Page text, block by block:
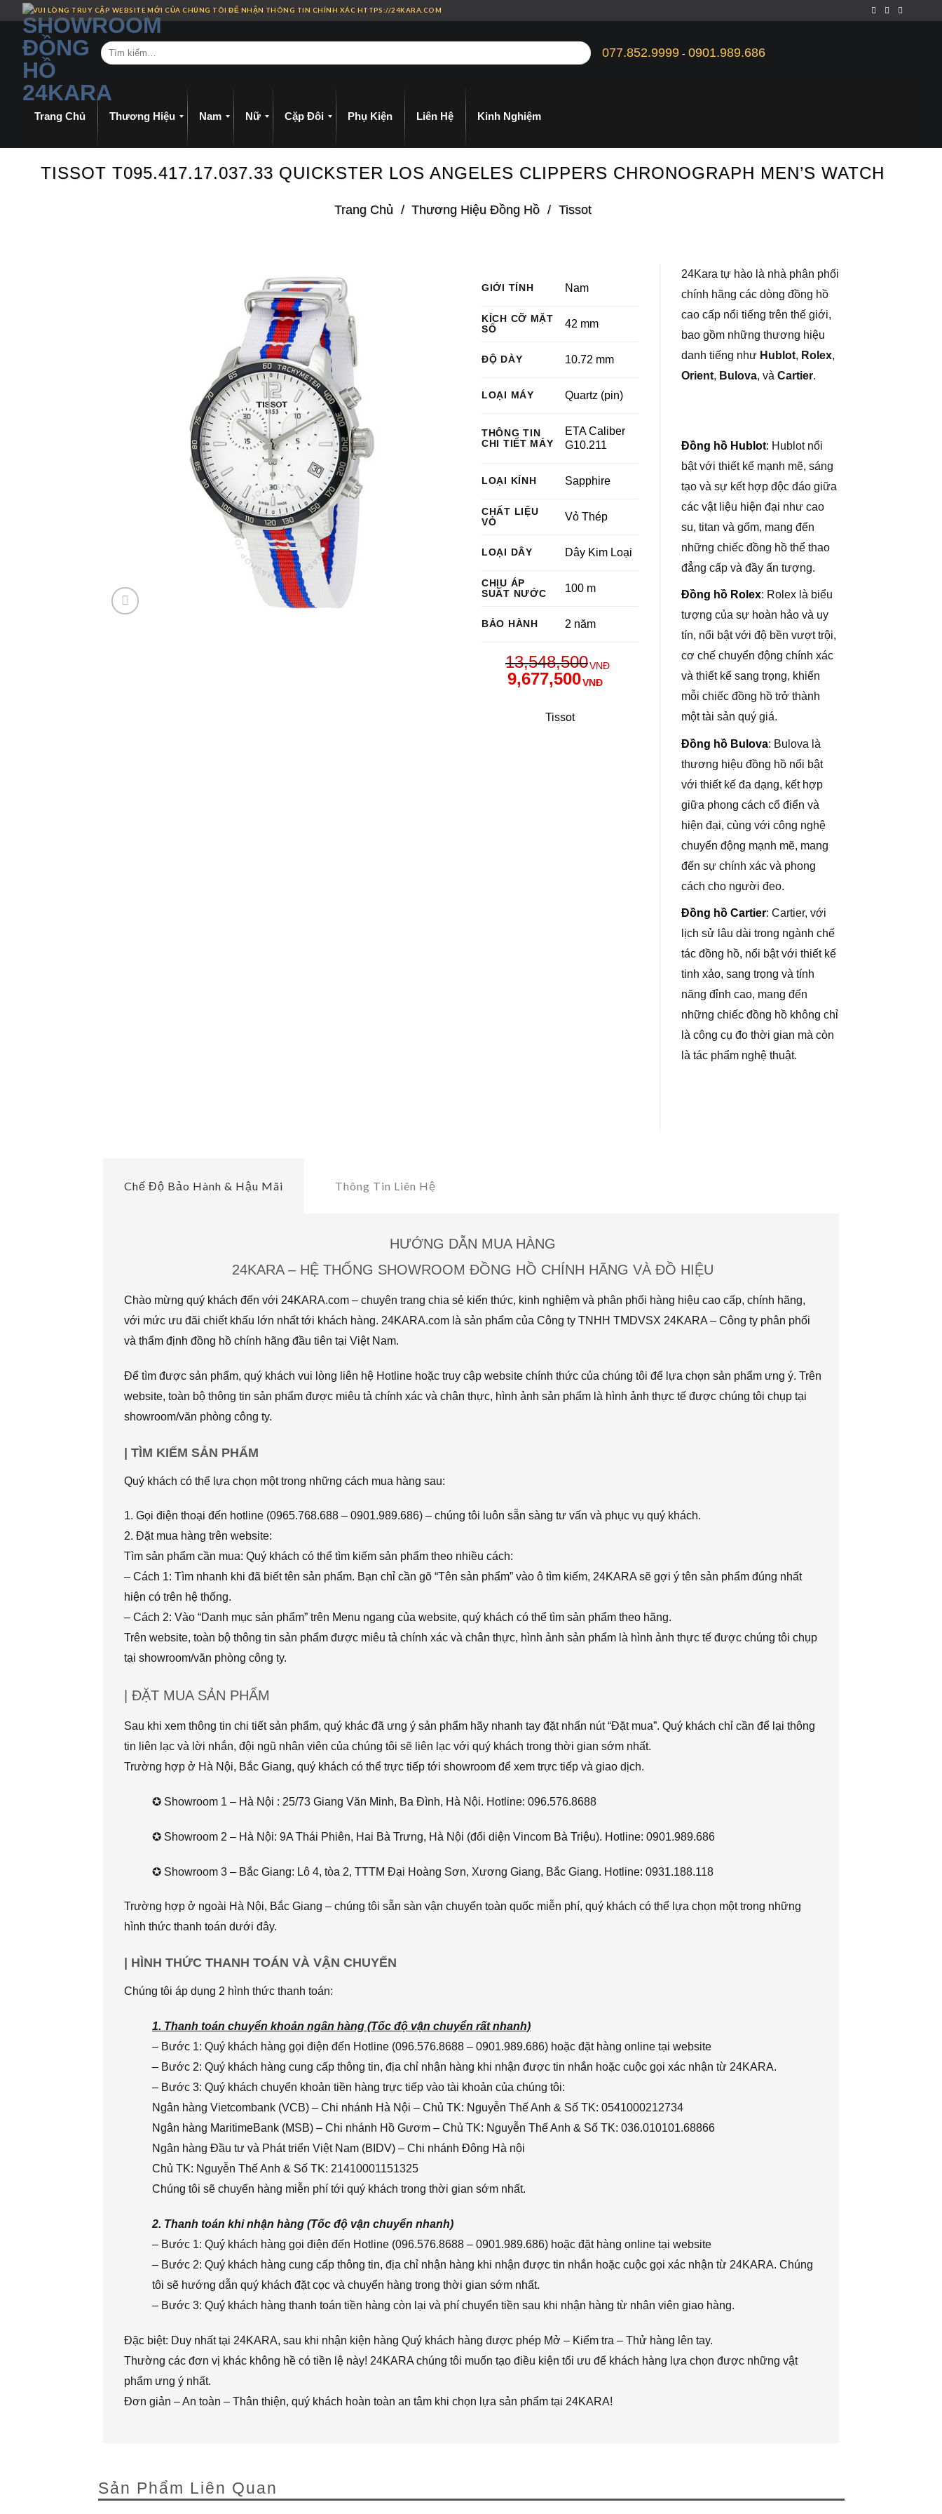
content
VUI LÒNG TRUY CẬP WEBSITE MỚI CỦA CHÚNG TÔI ĐỂ NHẬN THÔNG TIN CHÍNH XÁC HTTPS://24KARA.COM
077.852.9999- 0901.989.686
Trang Chủ Thương Hiệu Nam Nữ Cặp Đôi Phụ Kiện Liên Hệ Kinh Nghiệm
TISSOT T095.417.17.037.33 QUICKSTER LOS ANGELES CLIPPERS CHRONOGRAPH MEN’S WATCH
Trang Chủ / Thương Hiệu Đồng Hồ / Tissot
GIỚI TÍNH Nam
KÍCH CỠ MẶT
SỐ
42 mm
ĐỘ DÀY 10.72 mm
LOẠI MÁY Quartz (pin)
THÔNG TIN
CHI TIẾT MÁY
ETA Caliber
G10.211
LOẠI KÍNH Sapphire
CHẤT LIỆU
VỎ
Vỏ Thép
LOẠI DÂY Dây Kim Loại
CHỊU ÁP
SUẤT NƯỚC
100 m
BẢO HÀNH 2 năm
13,548,500VNĐ
9,677,500VNĐ
Tissot
24Kara tự hào là nhà phân phối
chính hãng các dòng đồng hồ
cao cấp nổi tiếng trên thế giới,
bao gồm những thương hiệu
danh tiếng như Hublot, Rolex,
Orient, Bulova, và Cartier.
Đồng hồ Hublot: Hublot nổi
bật với thiết kế mạnh mẽ, sáng
tạo và sự kết hợp độc đáo giữa
các vật liệu hiện đại như cao
su, titan và gốm, mang đến
những chiếc đồng hồ thể thao
đẳng cấp và đầy ấn tượng.
Đồng hồ Rolex: Rolex là biểu
tượng của sự hoàn hảo và uy
tín, nổi bật với độ bền vượt trội,
cơ chế chuyển động chính xác
và thiết kế sang trọng, khiến
mỗi chiếc đồng hồ trở thành
một tài sản quý giá.
Đồng hồ Bulova: Bulova là
thương hiệu đồng hồ nổi bật
với thiết kế đa dạng, kết hợp
giữa phong cách cổ điển và
hiện đại, cùng với công nghệ
chuyển động mạnh mẽ, mang
đến sự chính xác và phong
cách cho người đeo.
Đồng hồ Cartier: Cartier, với
lịch sử lâu dài trong ngành chế
tác đồng hồ, nổi bật với thiết kế
tinh xảo, sang trọng và tính
năng đỉnh cao, mang đến
những chiếc đồng hồ không chỉ
là công cụ đo thời gian mà còn
là tác phẩm nghệ thuật.
Chế Độ Bảo Hành & Hậu Mãi Thông Tin Liên Hệ
HƯỚNG DẪN MUA HÀNG
24KARA – HỆ THỐNG SHOWROOM ĐỒNG HỒ CHÍNH HÃNG VÀ ĐỒ HIỆU
Chào mừng quý khách đến với 24KARA.com – chuyên trang chia sẻ kiến thức, kinh nghiệm và phân phối hàng hiệu cao cấp, chính hãng,
với mức ưu đãi chiết khấu lớn nhất tới khách hàng. 24KARA.com là sản phẩm của Công ty TNHH TMDVSX 24KARA – Công ty phân phối
và thẩm định đồng hồ chính hãng đầu tiên tại Việt Nam.
Để tìm được sản phẩm, quý khách vui lòng liên hệ Hotline hoặc truy cập website chính thức của chúng tôi để lựa chọn sản phẩm ưng ý. Trên
website, toàn bộ thông tin sản phẩm được miêu tả chính xác và chân thực, hình ảnh sản phẩm là hình ảnh thực tế được chúng tôi chụp tại
showroom/văn phòng công ty.
| TÌM KIẾM SẢN PHẨM
Quý khách có thể lựa chọn một trong những cách mua hàng sau:
1. Gọi điện thoại đến hotline (0965.768.688 – 0901.989.686) – chúng tôi luôn sẵn sàng tư vấn và phục vụ quý khách.
2. Đặt mua hàng trên website:
Tìm sản phẩm cần mua: Quý khách có thể tìm kiếm sản phẩm theo nhiều cách:
– Cách 1: Tìm nhanh khi đã biết tên sản phẩm. Bạn chỉ cần gõ “Tên sản phẩm” vào ô tìm kiếm, 24KARA sẽ gợi ý tên sản phẩm đúng nhất
hiện có trên hệ thống.
– Cách 2: Vào “Danh mục sản phẩm” trên Menu ngang của website, quý khách có thể tìm sản phẩm theo hãng.
Trên website, toàn bộ thông tin sản phẩm được miêu tả chính xác và chân thực, hình ảnh sản phẩm là hình ảnh thực tế được chúng tôi chụp
tại showroom/văn phòng công ty.
| ĐẶT MUA SẢN PHẨM
Sau khi xem thông tin chi tiết sản phẩm, quý khác đã ưng ý sản phẩm hãy nhanh tay đặt nhấn nút “Đặt mua”. Quý khách chỉ cần để lại thông
tin liên lạc và lời nhắn, đội ngũ nhân viên của chúng tôi sẽ liên lạc với quý khách trong thời gian sớm nhất.
Trường hợp ở Hà Nội, Bắc Giang, quý khách có thể trực tiếp tới showroom để xem trực tiếp và giao dịch.
✪ Showroom 1 – Hà Nội : 25/73 Giang Văn Minh, Ba Đình, Hà Nội. Hotline: 096.576.8688
✪ Showroom 2 – Hà Nội: 9A Thái Phiên, Hai Bà Trưng, Hà Nội (đối diện Vincom Bà Triệu). Hotline: 0901.989.686
✪ Showroom 3 – Bắc Giang: Lô 4, tòa 2, TTTM Đại Hoàng Sơn, Xương Giang, Bắc Giang. Hotline: 0931.188.118
Trường hợp ở ngoài Hà Nội, Bắc Giang – chúng tôi sẵn sàn vận chuyển toàn quốc miễn phí, quý khách có thể lựa chọn một trong những
hình thức thanh toán dưới đây.
| HÌNH THỨC THANH TOÁN VÀ VẬN CHUYỂN
Chúng tôi áp dụng 2 hình thức thanh toán:
1. Thanh toán chuyển khoản ngân hàng (Tốc độ vận chuyển rất nhanh)
– Bước 1: Quý khách hàng gọi điện đến Hotline (096.576.8688 – 0901.989.686) hoặc đặt hàng online tại website
– Bước 2: Quý khách hàng cung cấp thông tin, địa chỉ nhận hàng khi nhận được tin nhắn hoặc cuộc gọi xác nhận từ 24KARA.
– Bước 3: Quý khách chuyển khoản tiền hàng trực tiếp vào tài khoản của chúng tôi:
Ngân hàng Vietcombank (VCB) – Chi nhánh Hà Nội – Chủ TK: Nguyễn Thế Anh & Số TK: 0541000212734
Ngân hàng MaritimeBank (MSB) – Chi nhánh Hồ Gươm – Chủ TK: Nguyễn Thế Anh & Số TK: 036.010101.68866
Ngân hàng Đầu tư và Phát triển Việt Nam (BIDV) – Chi nhánh Đông Hà nội
Chủ TK: Nguyễn Thế Anh & Số TK: 21410001151325
Chúng tôi sẽ chuyển hàng miễn phí tới quý khách trong thời gian sớm nhất.
2. Thanh toán khi nhận hàng (Tốc độ vận chuyển nhanh)
– Bước 1: Quý khách hàng gọi điện đến Hotline (096.576.8688 – 0901.989.686) hoặc đặt hàng online tại website
– Bước 2: Quý khách hàng cung cấp thông tin, địa chỉ nhận hàng khi nhận được tin nhắn hoặc cuộc gọi xác nhận từ 24KARA. Chúng
tôi sẽ hướng dẫn quý khách đặt cọc và chuyển hàng trong thời gian sớm nhất.
– Bước 3: Quý khách hàng thanh toán tiền hàng còn lại và phí chuyển tiền sau khi nhận hàng từ nhân viên giao hàng.
Đặc biệt: Duy nhất tại 24KARA, sau khi nhận kiện hàng Quý khách hàng được phép Mở – Kiểm tra – Thử hàng lên tay.
Thường các đơn vị khác không hề có tiền lệ này! 24KARA chúng tôi muốn tạo điều kiện tối ưu để khách hàng lựa chọn được những vật
phẩm ưng ý nhất.
Đơn giản – An toàn – Thân thiện, quý khách hoàn toàn an tâm khi chọn lựa sản phẩm tại 24KARA!
Sản Phẩm Liên Quan